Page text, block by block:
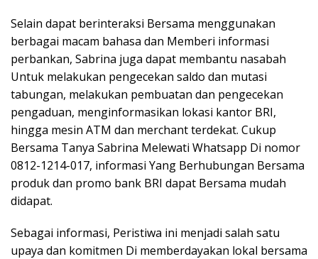
Selain dapat berinteraksi Bersama menggunakan
berbagai macam bahasa dan Memberi informasi
perbankan, Sabrina juga dapat membantu nasabah
Untuk melakukan pengecekan saldo dan mutasi
tabungan, melakukan pembuatan dan pengecekan
pengaduan, menginformasikan lokasi kantor BRI,
hingga mesin ATM dan merchant terdekat. Cukup
Bersama Tanya Sabrina Melewati Whatsapp Di nomor
0812-1214-017, informasi Yang Berhubungan Bersama
produk dan promo bank BRI dapat Bersama mudah
didapat.
Sebagai informasi, Peristiwa ini menjadi salah satu
upaya dan komitmen Di memberdayakan lokal bersama